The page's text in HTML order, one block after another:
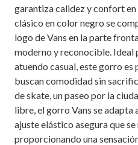
garantiza calidez y confort en
clásico en color negro se
logo de Vans en la parte
moderno y reconocible. Ideal
atuendo casual, este gorro es
buscan comodidad sin
de skate, un paseo por la
libre, el gorro Vans se adapta
ajuste elástico asegura que se
proporcionando una